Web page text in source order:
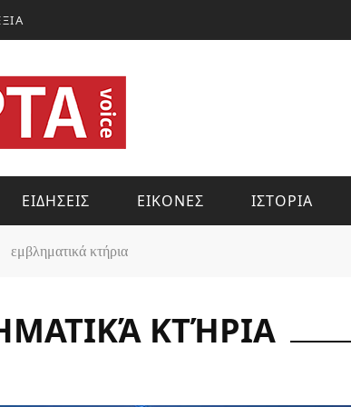
ΕΙΔΗΣΕΙΣ ΕΙΚΟΝΕΣ ΙΣΤΟΡΙΑ
εμβληματικά κτήρια
ΚΤΉΡΙΑ